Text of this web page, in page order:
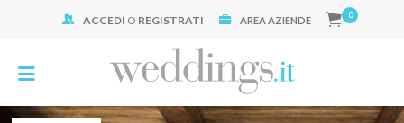
ACCEDI O REGISTRATI AREA AZIENDE 0